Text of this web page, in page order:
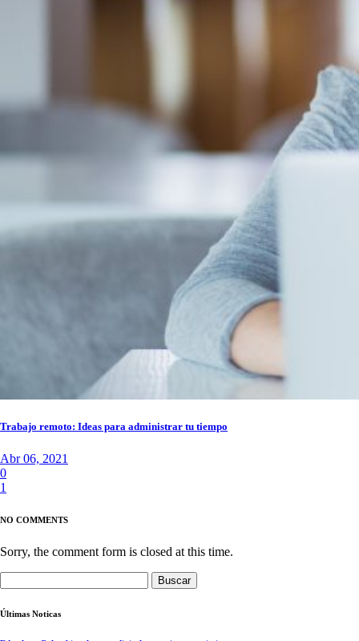
Trabajo remoto: Ideas para administrar tu tiempo
Abr 06, 2021
0
1
NO COMMENTS
Sorry, the comment form is closed at this time.
Últimas Noticas